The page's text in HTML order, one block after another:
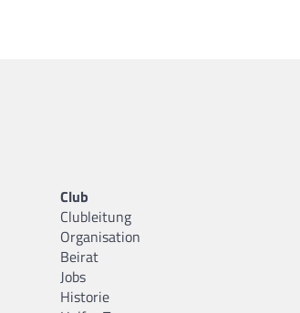
Club
Clubleitung
Organisation
Beirat
Jobs
Historie